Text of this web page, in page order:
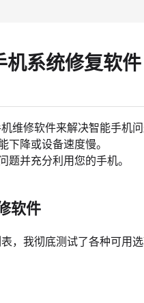
系统修复软件
维修软件来解决智能手机
降或设备速度慢。
并充分利用您的手机。
软件
，我彻底测试了各种可用